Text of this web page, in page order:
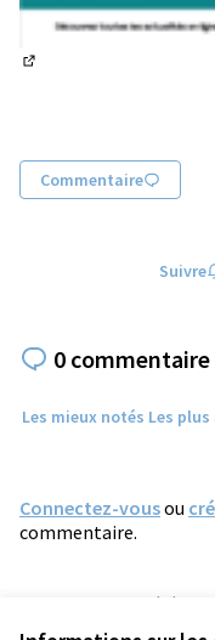
Commentaire
Suivre
0 commentaire
Les mieux notés Les
Connectez-vousou
commentaire.